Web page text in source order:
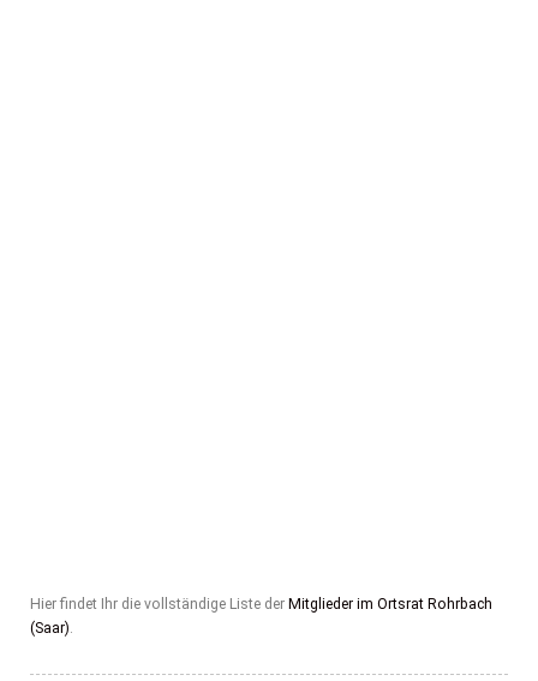
Hier findet Ihr die vollständige Liste der Mitglieder im Ortsrat Rohrbach
(Saar).